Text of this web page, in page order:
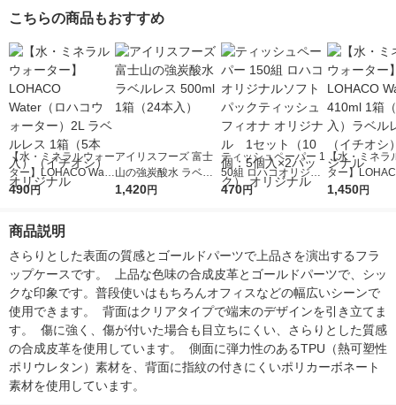
こちらの商品もおすすめ
【水・ミネラルウォー
ター】LOHACO Wate
r（ロハコウォータ
シ） オリジナル
490円
アイリスフーズ 富士
山の強炭酸水 ラベル
レス 500ml 1箱（24
1,420円
ティッシュペーパー 1
50組 ロハコオリジナ
ルソフトパックティッ
オリジナル
470円
【水・ミネラ
ター】
r 410ml 1箱（
1,450円
商品説明
さらりとした表面の質感とゴールドパーツで上品さを演出するフラ
ップケースです。  上品な色味の合成皮革とゴールドパーツで、シッ
クな印象です。普段使いはもちろんオフィスなどの幅広いシーンで
使用できます。  背面はクリアタイプで端末のデザインを引き立てま
す。  傷に強く、傷が付いた場合も目立ちにくい、さらりとした質感
の合成皮革を使用しています。  側面に弾力性のあるTPU（熱可塑性
ポリウレタン）素材を、背面に指紋の付きにくいポリカーボネート
素材を使用しています。